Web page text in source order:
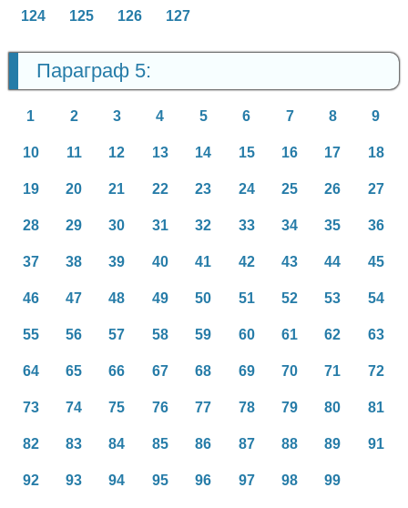
124 125 126 127
Параграф 5:
1 2 3 4 5 6 7 8 9
10 11 12 13 14 15 16 17 18
19 20 21 22 23 24 25 26 27
28 29 30 31 32 33 34 35 36
37 38 39 40 41 42 43 44 45
46 47 48 49 50 51 52 53 54
55 56 57 58 59 60 61 62 63
64 65 66 67 68 69 70 71 72
73 74 75 76 77 78 79 80 81
82 83 84 85 86 87 88 89 91
92 93 94 95 96 97 98 99